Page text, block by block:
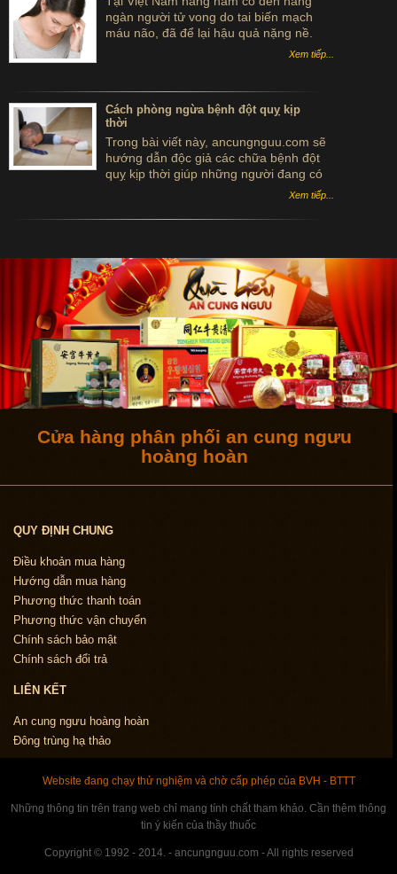
ngàn người tử vong do tai biến mạch
máu não, đã để lại hậu quả nặng nề.
Sau đây là một số dấu hiệu của bệnh tai
biến mạch máu não mà bạn cần biết để
Xem tiếp...
Cách phòng ngừa bệnh đột quỵ kịp
thời
Trong bài viết này, ancungnguu.com sẽ
hướng dẫn độc giả các chữa bệnh đột
quỵ kịp thời giúp những người đang có
nguy cơ mắc phải căn bệnh này hoặc lo
sợ đột quỵ tái phát tránh được nguy cơ
tử vong và di chứng nặng nề sau này.
Xem tiếp...
Cửa hàng phân phối an cung ngưu
hoàng hoàn
QUY ĐỊNH CHUNG
Điều khoản mua hàng
Hướng dẫn mua hàng
Phương thức thanh toán
Phương thức vận chuyển
Chính sách bảo mật
Chính sách đổi trả
LIÊN KẾT
An cung ngưu hoàng hoàn
Đông trùng hạ thảo
Website đang chạy thử nghiệm và chờ cấp phép của BVH - BTTT
Những thông tin trên trang web chỉ mang tính chất tham khảo. Cần thêm thông
tin ý kiến của thầy thuốc
Copyright © 1992 - 2014. - ancungnguu.com - All rights reserved